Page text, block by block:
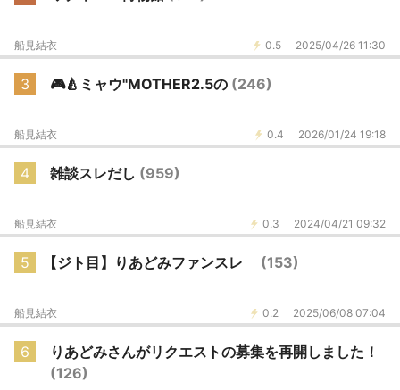
0.5 2025/04/26 11:30
船見結衣
3 🎮🍐ミャウ"MOTHER2.5の (246)
0.4 2026/01/24 19:18
船見結衣
4 雑談スレだし (959)
0.3 2024/04/21 09:32
船見結衣
5 【ジト目】りあどみファンスレ (153)
0.2 2025/06/08 07:04
船見結衣
6
りあどみさんがリクエストの募集を再開しました！
(126)